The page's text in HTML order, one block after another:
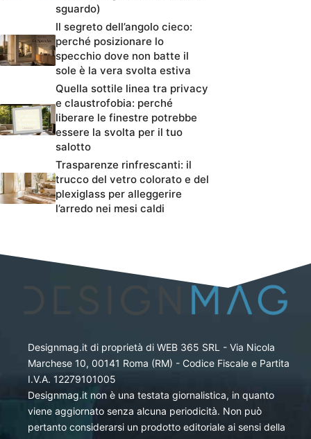
sguardo)
Il segreto dell’angolo cieco:
perché posizionare lo
specchio dove non batte il
sole è la vera svolta estiva
Quella sottile linea tra privacy
e claustrofobia: perché
liberare le finestre potrebbe
essere la svolta per il tuo
salotto
Trasparenze rinfrescanti: il
trucco del vetro colorato e del
plexiglass per alleggerire
l’arredo nei mesi caldi
Designmag.it di proprietà di WEB 365 SRL - Via Nicola
Marchese 10, 00141 Roma (RM) - Codice Fiscale e Partita
I.V.A. 12279101005
Designmag.it non è una testata giornalistica, in quanto
viene aggiornato senza alcuna periodicità. Non può
pertanto considerarsi un prodotto editoriale ai sensi della